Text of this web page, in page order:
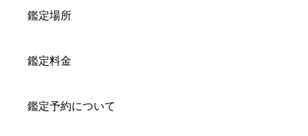
鑑定場所
鑑定料金
鑑定予約について